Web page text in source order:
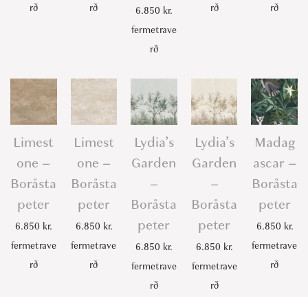
rð
rð
6.850 kr.
fermetrave
rð
rð
rð
Limest
one –
Boråsta
peter
6.850 kr.
fermetrave
rð
Limest
one –
Boråsta
peter
6.850 kr.
fermetrave
rð
Lydia’s
Garden
–
Boråsta
peter
6.850 kr.
fermetrave
rð
Lydia’s
Garden
–
Boråsta
peter
6.850 kr.
fermetrave
rð
Madag
ascar –
Boråsta
peter
6.850 kr.
fermetrave
rð